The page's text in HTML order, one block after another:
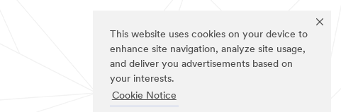
This website uses cookies on your device to
enhance site navigation, analyze site usage,
and deliver you advertisements based on
your interests.
Cookie Notice